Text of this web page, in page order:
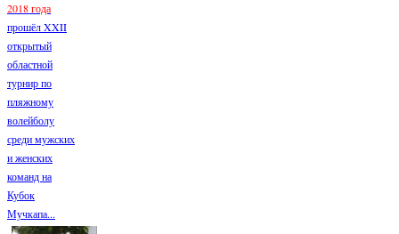
2018 года
прошёл XXII
открытый
областной
турнир по
пляжному
волейболу
среди мужских
и женских
команд на
Кубок
Мучкапа...